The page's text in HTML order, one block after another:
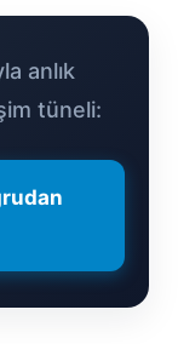
anlık
tüneli: